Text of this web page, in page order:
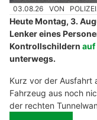
03.08.26 VON
Heute Montag, 3.
Lenker eines
Kontrollschildern auf
unterwegs.
Kurz vor der Ausfahrt
Fahrzeug aus noch
der rechten